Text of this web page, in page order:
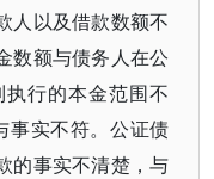
人以及借款数额不
数额与债务人在公
行的本金范围不
事实不符。公证债
的事实不清楚，与